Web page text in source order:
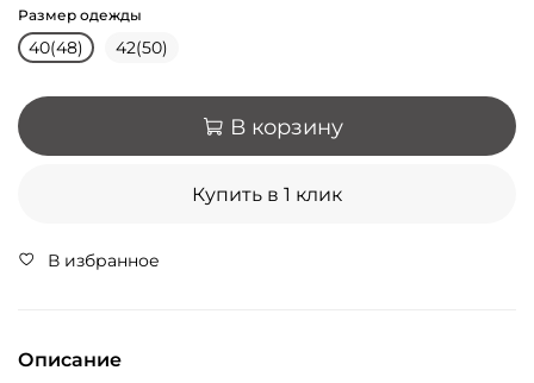
Размер одежды
40(48) 42(50)
В корзину
Купить в 1 клик
В избранное
Описание